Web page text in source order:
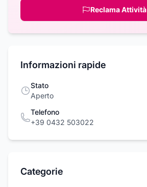
Reclama Attività
Informazioni rapide
Stato
Aperto
Telefono
+39 0432 503022
Categorie